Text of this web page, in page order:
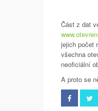
Část z dat
jejich počet
všechna
neoficiální
A proto se